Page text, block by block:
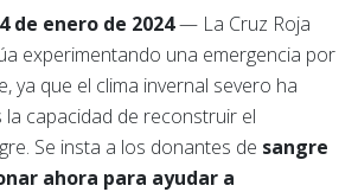
de enero de 2024— La Cruz Roja
experimentando una emergencia por
ya que el clima invernal severo ha
capacidad de reconstruir el
Se insta a los donantes de sangre
ahora para ayudar a